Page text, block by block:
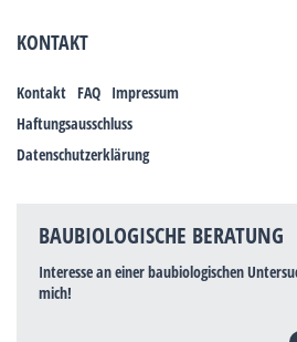
KONTAKT
Kontakt FAQ Impressum
Haftungsausschluss
Datenschutzerklärung
BAUBIOLOGISCHE BERATUNG
Interesse an einer baubiologischen
mich!